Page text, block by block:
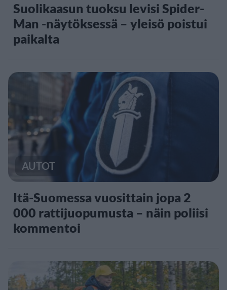
Suolikaasun tuoksu levisi Spider-
Man -näytöksessä – yleisö poistui
paikalta
AUTOT
Itä-Suomessa vuosittain jopa 2
000 rattijuopumusta – näin poliisi
kommentoi